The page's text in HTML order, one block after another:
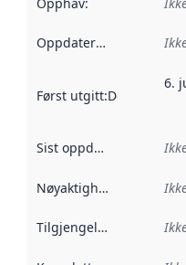
Oppdateringsfrekvens :
Først utgitt:Denne
6.
Sist oppdatert
Nøyaktighet
Tilgjengelighet